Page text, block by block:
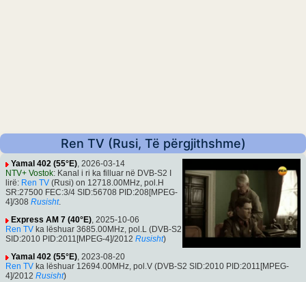
Ren TV (Rusi, Të përgjithshme)
Yamal 402 (55°E), 2026-03-14
NTV+ Vostok: Kanal i ri ka filluar në DVB-S2 I
lirë: Ren TV (Rusi) on 12718.00MHz, pol.H
SR:27500 FEC:3/4 SID:56708 PID:208[MPEG-
4]/308 Rusisht.
Express AM 7 (40°E), 2025-10-06
Ren TV ka lëshuar 3685.00MHz, pol.L (DVB-S2
SID:2010 PID:2011[MPEG-4]/2012 Rusisht)
Yamal 402 (55°E), 2023-08-20
Ren TV ka lëshuar 12694.00MHz, pol.V (DVB-S2 SID:2010 PID:2011[MPEG-
4]/2012 Rusisht)